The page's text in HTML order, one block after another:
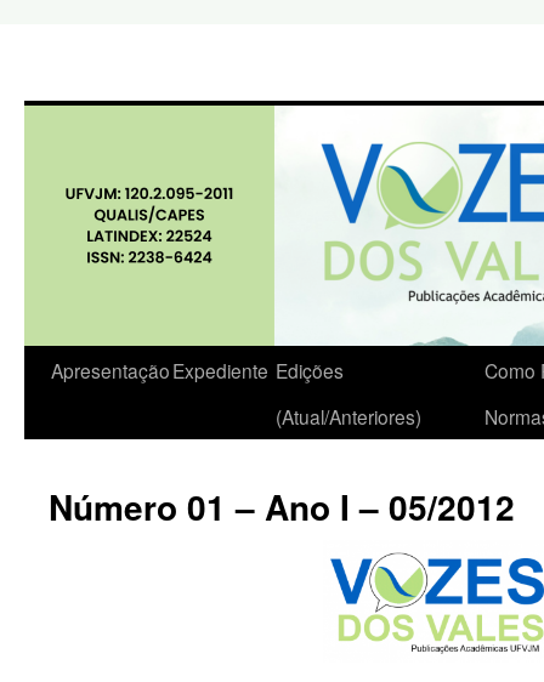
ApresentaçãoExpediente Edições
(Atual/Anteriores)
Como
Número 01 – Ano I – 05/2012